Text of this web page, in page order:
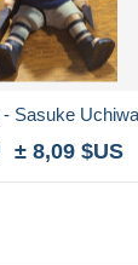
- Sasuke
± 8,09 $US